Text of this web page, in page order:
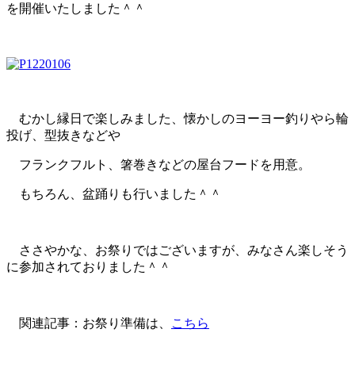
を開催いたしました＾＾
むかし縁日で楽しみました、懐かしのヨーヨー釣りやら輪
投げ、型抜きなどや
フランクフルト、箸巻きなどの屋台フードを用意。
もちろん、盆踊りも行いました＾＾
ささやかな、お祭りではございますが、みなさん楽しそう
に参加されておりました＾＾
関連記事：お祭り準備は、 こちら